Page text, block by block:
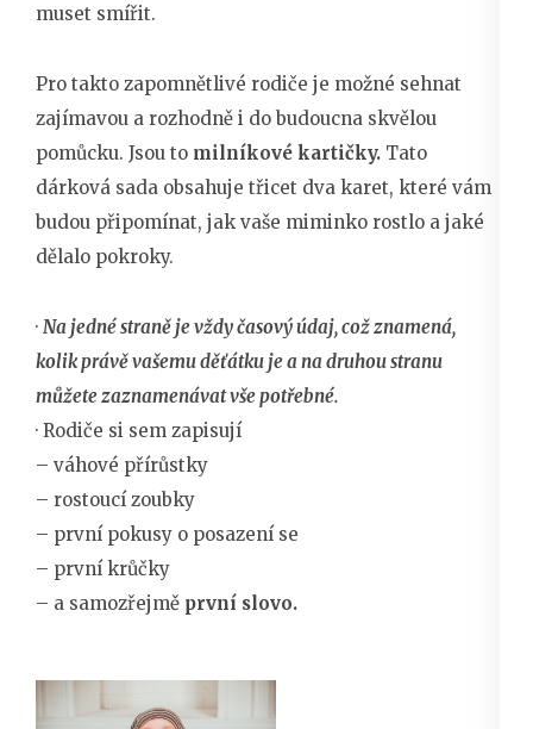
muset smířit.
Pro takto zapomnětlivé rodiče je možné sehnat
zajímavou a rozhodně i do budoucna skvělou
pomůcku. Jsou to milníkové kartičky. Tato
dárková sada obsahuje třicet dva karet, které vám
budou připomínat, jak vaše miminko rostlo a jaké
dělalo pokroky.
· Na jedné straně je vždy časový údaj, což znamená,
kolik právě vašemu děťátku je a na druhou stranu
můžete zaznamenávat vše potřebné.
· Rodiče si sem zapisují
– váhové přírůstky
– rostoucí zoubky
– první pokusy o posazení se
– první krůčky
– a samozřejmě první slovo.